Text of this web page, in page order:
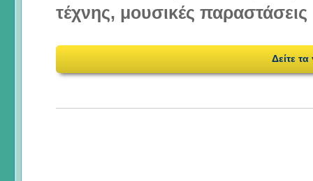
τέχνης, μουσικές
Δείτε